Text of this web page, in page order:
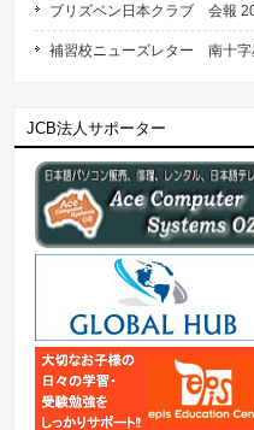
ブリズベン日本クラブ 会報
補習校ニューズレター 南十
JCB法人サポーター